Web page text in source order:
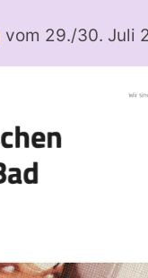
vom 29./30. Juli